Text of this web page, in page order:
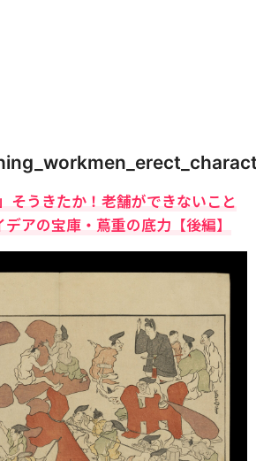
そうきたか！老舗ができないこと
アの宝庫・蔦重の底力【後編】